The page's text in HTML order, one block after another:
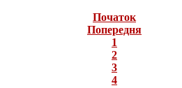
Початок
Попередня
1
2
3
4